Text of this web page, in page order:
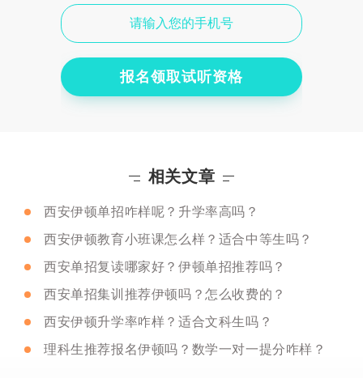
报名领取试听资格
相关文章
西安伊顿单招咋样呢？升学率高吗？
西安伊顿教育小班课怎么样？适合中等生吗？
西安单招复读哪家好？伊顿单招推荐吗？
西安单招集训推荐伊顿吗？怎么收费的？
西安伊顿升学率咋样？适合文科生吗？
理科生推荐报名伊顿吗？数学一对一提分咋样？